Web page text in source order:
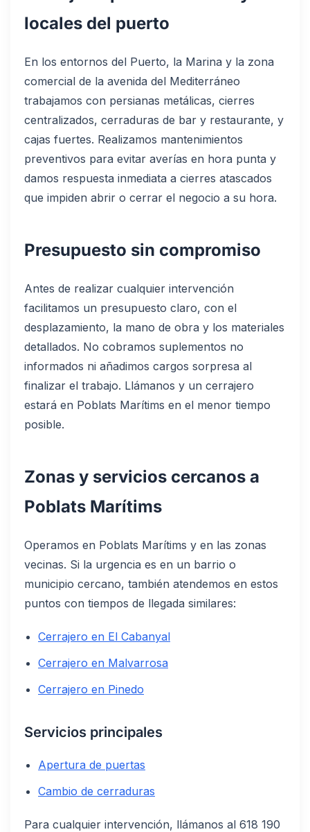
locales del puerto
En los entornos del Puerto, la Marina y la zona
comercial de la avenida del Mediterráneo
trabajamos con persianas metálicas, cierres
centralizados, cerraduras de bar y restaurante, y
cajas fuertes. Realizamos mantenimientos
preventivos para evitar averías en hora punta y
damos respuesta inmediata a cierres atascados
que impiden abrir o cerrar el negocio a su hora.
Presupuesto sin compromiso
Antes de realizar cualquier intervención
facilitamos un presupuesto claro, con el
desplazamiento, la mano de obra y los materiales
detallados. No cobramos suplementos no
informados ni añadimos cargos sorpresa al
finalizar el trabajo. Llámanos y un cerrajero
estará en Poblats Marítims en el menor tiempo
posible.
Zonas y servicios cercanos a
Poblats Marítims
Operamos en Poblats Marítims y en las zonas
vecinas. Si la urgencia es en un barrio o
municipio cercano, también atendemos en estos
puntos con tiempos de llegada similares:
Cerrajero en El Cabanyal
Cerrajero en Malvarrosa
Cerrajero en Pinedo
Servicios principales
Apertura de puertas
Cambio de cerraduras
Para cualquier intervención, llámanos al 618 190